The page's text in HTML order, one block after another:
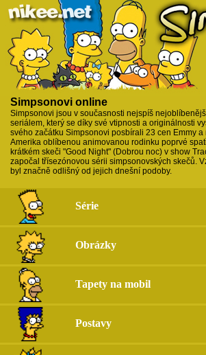
Simpsonovi online
Simpsonovi jsou v současnosti nejspíš
seriálem, který se díky své vtipnosti a originálnosti
svého začátku Simpsonovi posbírali 23 cen Emmy
Amerika oblíbenou animovanou rodinku poprvé
krátkém skeči "Good Night" (Dobrou noc) v show
započal třísezónovou sérii simpsonovských skečů.
byl značně odlišný od jejich dnešní podoby.
Série
Obrázky
Tapety na mobil
Postavy